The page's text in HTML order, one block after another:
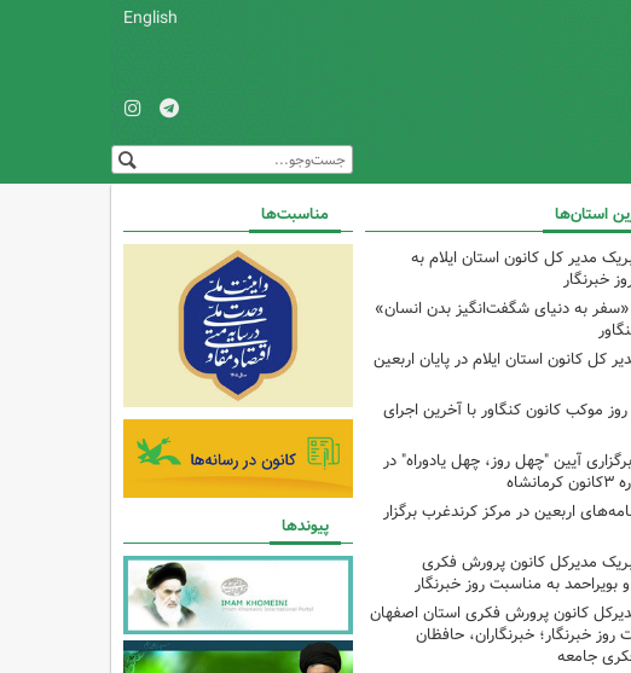
English
استان‌ها
مدیر کل کانون استان ایلام به
خبرنگار
«سفر به دنیای شگفت‌انگیز بدن انسان»
کل کانون استان ایلام در پایان اربعین
موکب کانون کنگاور با آخرین اجرای
آیین "چهل روز، چهل یادوراه" در
اربعین در مرکز کرندغرب برگزار
مدیرکل کانون پرورش فکری
بویراحمد به مناسبت روز خبرنگار
کانون پرورش فکری استان اصفهان
روز خبرنگار؛ خبرنگاران، حافظان
جامعه
مناسبت‌ها
پیوندها